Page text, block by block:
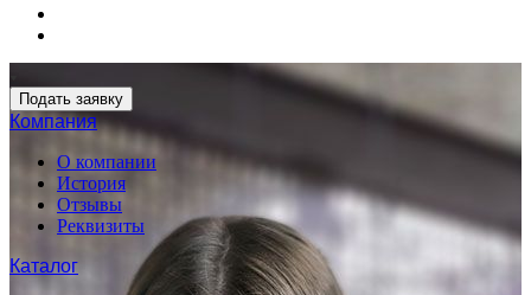
Подать заявку
Компания
О компании
История
Отзывы
Реквизиты
Каталог